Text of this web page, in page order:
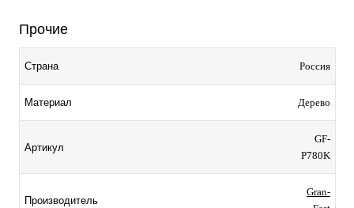
Прочие
Страна Россия
Материал Дерево
Артикул
GF-
P780K
Производитель
Gran-